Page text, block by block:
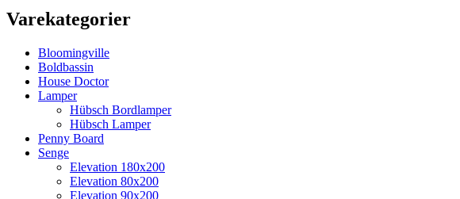
Varekategorier
Bloomingville
Boldbassin
House Doctor
Lamper
Hübsch Bordlamper
Hübsch Lamper
Penny Board
Senge
Elevation 180x200
Elevation 80x200
Elevation 90x200